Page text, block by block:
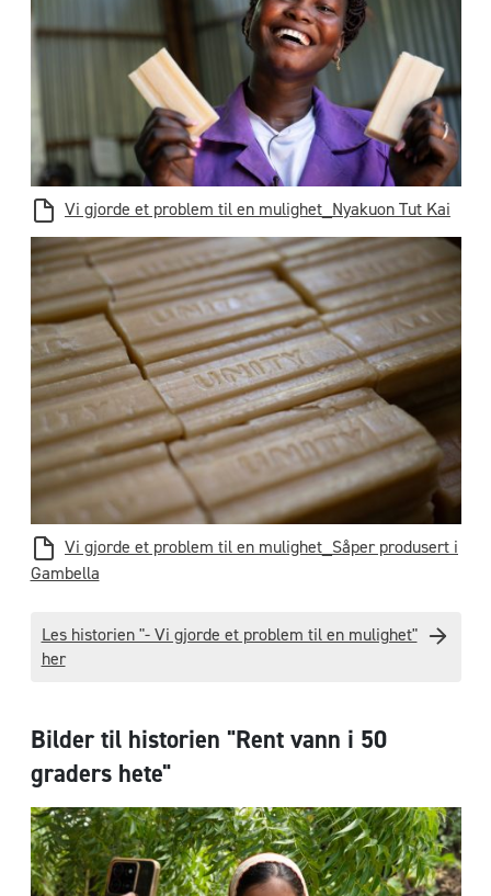
Vi gjorde et problem til en mulighet_Nyakuon Tut Kai
Vi gjorde et problem til en mulighet_Såper produsert i
Gambella
Les historien "- Vi gjorde et problem til en mulighet"
her
Bilder til historien "Rent vann i 50
graders hete"